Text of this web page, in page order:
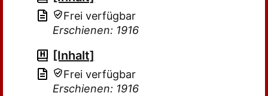
Frei verfügbar
Erschienen: 1916
[Inhalt]
Frei verfügbar
Erschienen: 1916